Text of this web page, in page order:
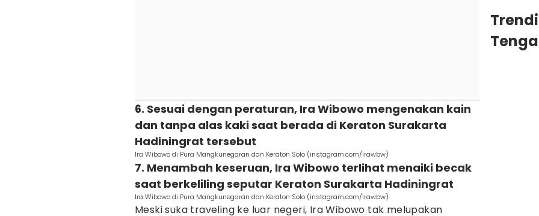
6. Sesuai dengan peraturan, Ira Wibowo mengenakan kain
dan tanpa alas kaki saat berada di Keraton Surakarta
Hadiningrat tersebut
Ira Wibowo di Pura Mangkunegaran dan Keraton Solo (instagram.com/irawbw)
7. Menambah keseruan, Ira Wibowo terlihat menaiki becak
saat berkeliling seputar Keraton Surakarta Hadiningrat
Ira Wibowo di Pura Mangkunegaran dan Keraton Solo (instagram.com/irawbw)
Meski suka traveling ke luar negeri, Ira Wibowo tak melupakan